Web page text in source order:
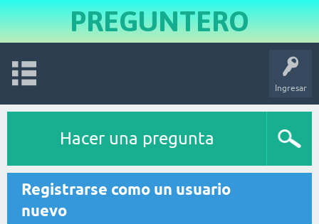
PREGUNTERO
Ingresar
Hacer una pregunta
Registrarse como un usuario
nuevo